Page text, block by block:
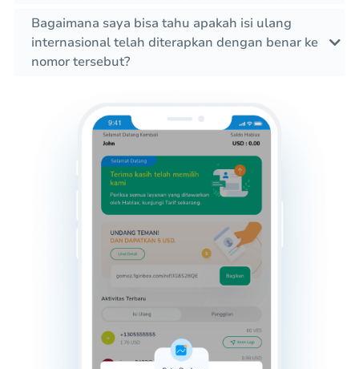
Bagaimana saya bisa tahu apakah isi ulang
internasional telah diterapkan dengan benar ke
nomor tersebut?